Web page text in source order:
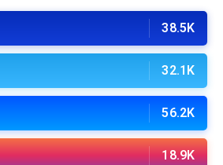
38.5K
32.1K
56.2K
18.9K